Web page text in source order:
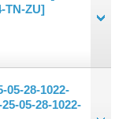
TN-ZU]
28-1022-
05-28-1022-